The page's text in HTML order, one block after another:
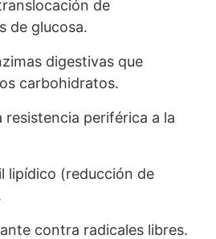
de
de glucosa.
digestivas que
carbohidratos.
resistencia periférica a la
lipídico (reducción de
contra radicales libres.